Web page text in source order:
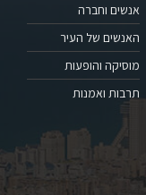
אנשים וחברה
האנשים של העיר
מוסיקה והופעות
תרבות ואמנות